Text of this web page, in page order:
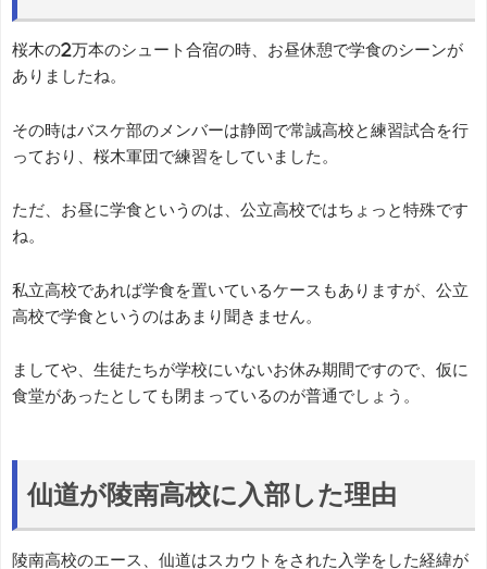
桜木の2万本のシュート合宿の時、お昼休憩で学食のシーンが
ありましたね。
その時はバスケ部のメンバーは静岡で常誠高校と練習試合を行
っており、桜木軍団で練習をしていました。
ただ、お昼に学食というのは、公立高校ではちょっと特殊です
ね。
私立高校であれば学食を置いているケースもありますが、公立
高校で学食というのはあまり聞きません。
ましてや、生徒たちが学校にいないお休み期間ですので、仮に
食堂があったとしても閉まっているのが普通でしょう。
仙道が陵南高校に入部した理由
陵南高校のエース、仙道はスカウトをされた入学をした経緯が